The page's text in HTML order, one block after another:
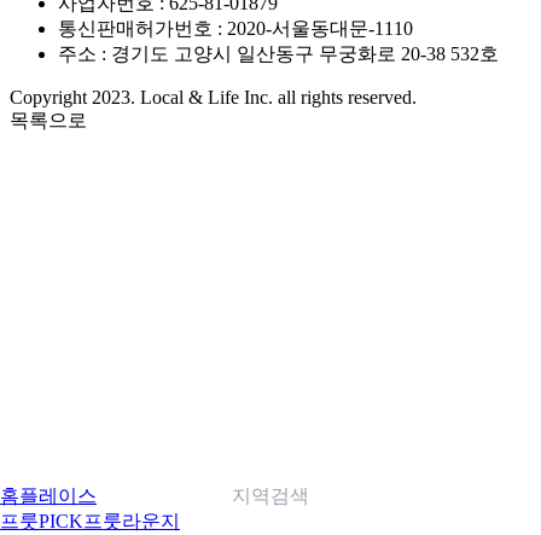
통신판매허가번호 : 2020-서울동대문-1110
주소 : 경기도 고양시 일산동구 무궁화로 20-38 532호
Copyright 2023. Local & Life Inc. all rights reserved.
목록으로
홈플레이스
프룻PICK프룻라운지
지역검색